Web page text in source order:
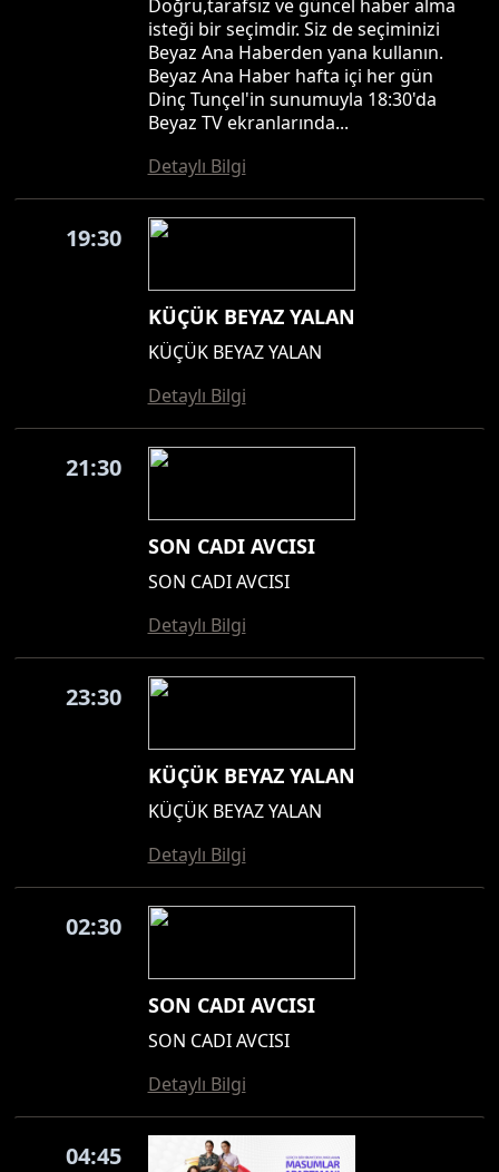
Doğru,tarafsız ve güncel haber alma
isteği bir seçimdir. Siz de seçiminizi
Beyaz Ana Haberden yana kullanın.
Beyaz Ana Haber hafta içi her gün
Dinç Tunçel'in sunumuyla 18:30'da
Beyaz TV ekranlarında...
Detaylı Bilgi
19:30
KÜÇÜK BEYAZ YALAN
KÜÇÜK BEYAZ YALAN
Detaylı Bilgi
21:30
SON CADI AVCISI
SON CADI AVCISI
Detaylı Bilgi
23:30
KÜÇÜK BEYAZ YALAN
KÜÇÜK BEYAZ YALAN
Detaylı Bilgi
02:30
SON CADI AVCISI
SON CADI AVCISI
Detaylı Bilgi
04:45